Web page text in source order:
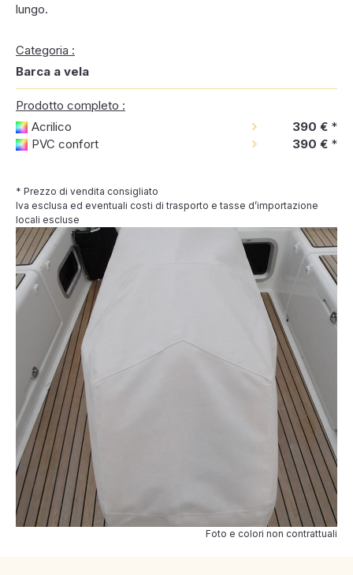
lungo.
Categoria :
Barca a vela
Prodotto completo :
Acrilico
390 € *
PVC confort
390 € *
* Prezzo di vendita consigliato
Iva esclusa ed eventuali costi di trasporto e tasse d’importazione
locali escluse
Foto e colori non contrattuali